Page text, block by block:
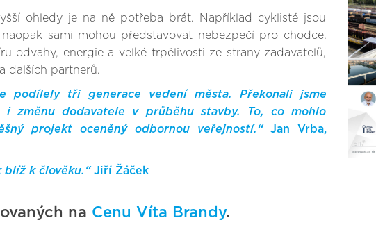
ohledy je na ně potřeba brát. Například cyklisté jsou
sami mohou představovat nebezpečí pro chodce.
odvahy, energie a velké trpělivosti ze strany zadavatelů,
dalších partnerů.
podílely tři generace vedení města. Překonali jsme
i změnu dodavatele v průběhu stavby. To, co mohlo
projekt oceněný odbornou veřejností.“Jan Vrba,
blíž k člověku.“ Jiří Žáček
na Cenu Víta Brandy.